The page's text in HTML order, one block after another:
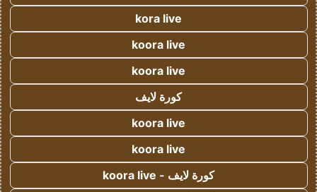
kora live
koora live
koora live
كورة لايف
koora live
koora live
كورة لايف - koora live